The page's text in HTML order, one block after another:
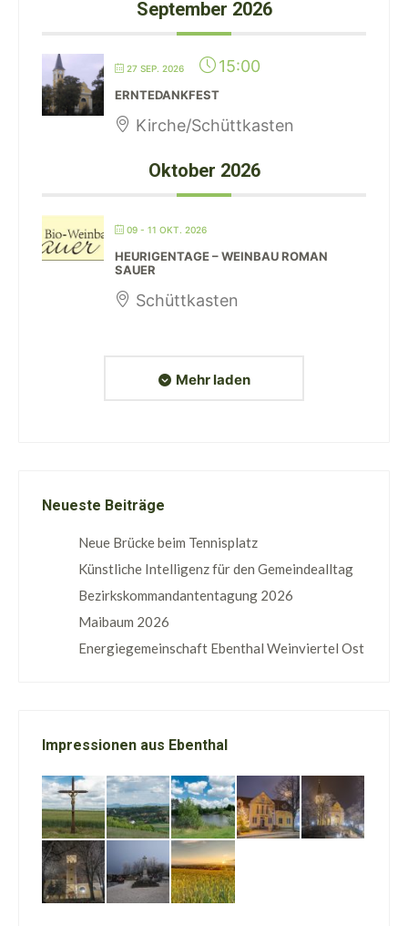
September 2026
27 SEP. 2026 15:00
ERNTEDANKFEST
Kirche/Schüttkasten
Oktober 2026
09 - 11 OKT. 2026
HEURIGENTAGE – WEINBAU ROMAN
SAUER
Schüttkasten
Mehr laden
Neueste Beiträge
Neue Brücke beim Tennisplatz
Künstliche Intelligenz für den Gemeindealltag
Bezirkskommandantentagung 2026
Maibaum 2026
Energiegemeinschaft Ebenthal Weinviertel Ost
Impressionen aus Ebenthal